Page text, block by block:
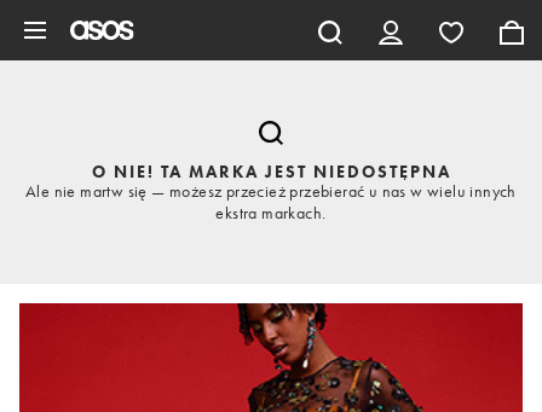
O NIE! TA MARKA JEST NIEDOSTĘPNA
Ale nie martw się — możesz przecież przebierać u nas w wielu innych
ekstra markach.